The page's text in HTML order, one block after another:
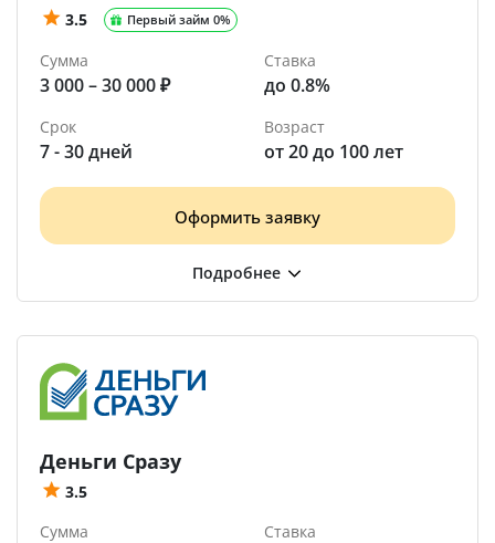
3.5 Первый займ 0%
Сумма
3 000 – 30 000 ₽
Ставка
до 0.8%
Срок
7 - 30 дней
Возраст
от 20 до 100 лет
Оформить заявку
Деньги Сразу
3.5
Сумма
Ставка